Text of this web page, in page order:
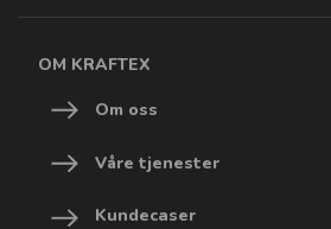
OM KRAFTEX
Om oss
Våre tjenester
Kundecaser